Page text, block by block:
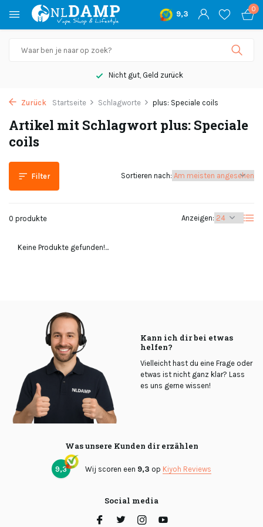
9,3
0
Nicht gut, Geld zurück
Zurück Startseite Schlagworte plus: Speciale coils
Artikel mit Schlagwort plus: Speciale
coils
Filter
0 produkte Anzeigen:
Sortieren nach:
Keine Produkte gefunden!...
Kann ich dir bei etwas
helfen?
Vielleicht hast du eine Frage oder
etwas ist nicht ganz klar? Lass
es uns gerne wissen!
Was unsere Kunden dir erzählen
9,3 Wij scoren een 9,3 op Kiyoh Reviews
Social media